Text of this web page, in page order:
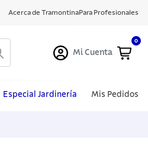
Acerca de TramontinaPara Profesionales
Mi Cuenta
0
Especial Jardinería Mis Pedidos